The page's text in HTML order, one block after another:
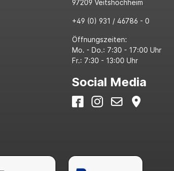
97209 Veitshöchheim
+49 (0) 931 / 46786 - 0
Öffnungszeiten:
Mo. - Do.: 7:30 - 17:00 Uhr
Fr.: 7:30 - 13:00 Uhr
Social Media